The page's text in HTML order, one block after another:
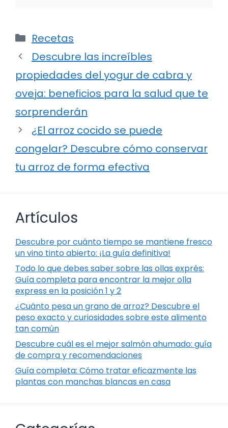
Categorías
Recetas
Descubre las increíbles
propiedades del yogur de cabra y
oveja: beneficios para la salud que te
sorprenderán
¿El arroz cocido se puede
congelar? Descubre cómo conservar
tu arroz de forma efectiva
Artículos
Descubre por cuánto tiempo se mantiene fresco
un vino tinto abierto: ¡La guía definitiva!
Todo lo que debes saber sobre las ollas exprés:
Guía completa para encontrar la mejor olla
express en la posición 1 y 2
¿Cuánto pesa un grano de arroz? Descubre el
peso exacto y curiosidades sobre este alimento
tan común
Descubre cuál es el mejor salmón ahumado: guía
de compra y recomendaciones
Guía completa: Cómo tratar eficazmente las
plantas con manchas blancas en casa